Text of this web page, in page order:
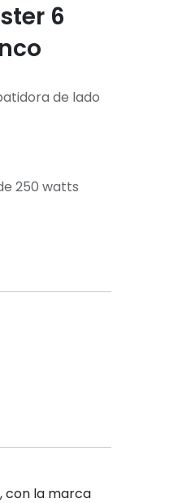
6
de lado
250 watts
con la marca